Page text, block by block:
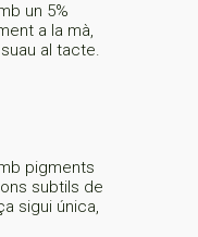
un 5%
a la mà,
al tacte.
pigments
subtils de
sigui única,